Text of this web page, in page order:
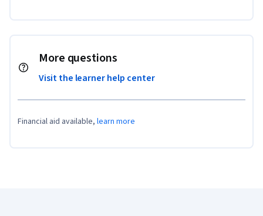
More questions
Visit the learner help center
Financial aid available, learn more